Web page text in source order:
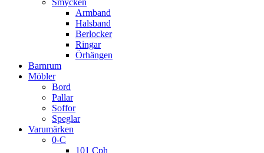
Smycken
Armband
Halsband
Berlocker
Ringar
Örhängen
Barnrum
Möbler
Bord
Pallar
Soffor
Speglar
Varumärken
0-C
101 Cph